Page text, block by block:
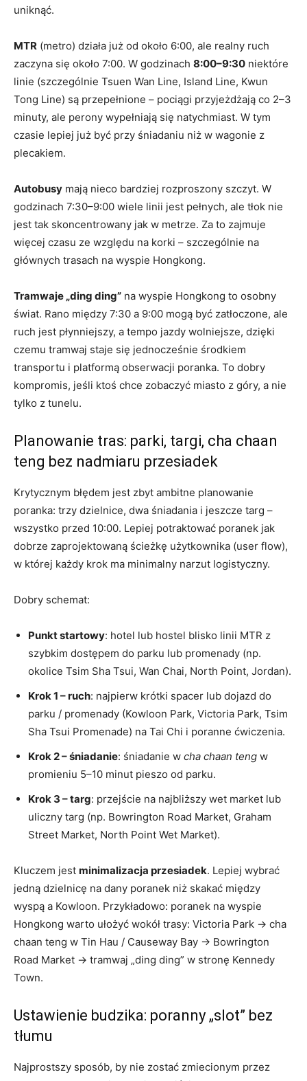
uniknąć.
MTR (metro) działa już od około 6:00, ale realny ruch
zaczyna się około 7:00. W godzinach 8:00–9:30 niektóre
linie (szczególnie Tsuen Wan Line, Island Line, Kwun
Tong Line) są przepełnione – pociągi przyjeżdżają co 2–3
minuty, ale perony wypełniają się natychmiast. W tym
czasie lepiej już być przy śniadaniu niż w wagonie z
plecakiem.
Autobusy mają nieco bardziej rozproszony szczyt. W
godzinach 7:30–9:00 wiele linii jest pełnych, ale tłok nie
jest tak skoncentrowany jak w metrze. Za to zajmuje
więcej czasu ze względu na korki – szczególnie na
głównych trasach na wyspie Hongkong.
Tramwaje „ding ding” na wyspie Hongkong to osobny
świat. Rano między 7:30 a 9:00 mogą być zatłoczone, ale
ruch jest płynniejszy, a tempo jazdy wolniejsze, dzięki
czemu tramwaj staje się jednocześnie środkiem
transportu i platformą obserwacji poranka. To dobry
kompromis, jeśli ktoś chce zobaczyć miasto z góry, a nie
tylko z tunelu.
Planowanie tras: parki, targi, cha chaan
teng bez nadmiaru przesiadek
Krytycznym błędem jest zbyt ambitne planowanie
poranka: trzy dzielnice, dwa śniadania i jeszcze targ –
wszystko przed 10:00. Lepiej potraktować poranek jak
dobrze zaprojektowaną ścieżkę użytkownika (user flow),
w której każdy krok ma minimalny narzut logistyczny.
Dobry schemat:
Punkt startowy: hotel lub hostel blisko linii MTR z
szybkim dostępem do parku lub promenady (np.
okolice Tsim Sha Tsui, Wan Chai, North Point, Jordan).
Krok 1 – ruch: najpierw krótki spacer lub dojazd do
parku / promenady (Kowloon Park, Victoria Park, Tsim
Sha Tsui Promenade) na Tai Chi i poranne ćwiczenia.
Krok 2 – śniadanie: śniadanie w cha chaan teng w
promieniu 5–10 minut pieszo od parku.
Krok 3 – targ: przejście na najbliższy wet market lub
uliczny targ (np. Bowrington Road Market, Graham
Street Market, North Point Wet Market).
Kluczem jest minimalizacja przesiadek. Lepiej wybrać
jedną dzielnicę na dany poranek niż skakać między
wyspą a Kowloon. Przykładowo: poranek na wyspie
Hongkong warto ułożyć wokół trasy: Victoria Park → cha
chaan teng w Tin Hau / Causeway Bay → Bowrington
Road Market → tramwaj „ding ding” w stronę Kennedy
Town.
Ustawienie budzika: poranny „slot” bez
tłumu
Najprostszy sposób, by nie zostać zmiecionym przez